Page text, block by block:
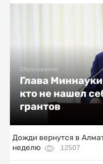
Образование
Глава
кто не нашел
грантов
Дожди вернутся в
неделю
12507